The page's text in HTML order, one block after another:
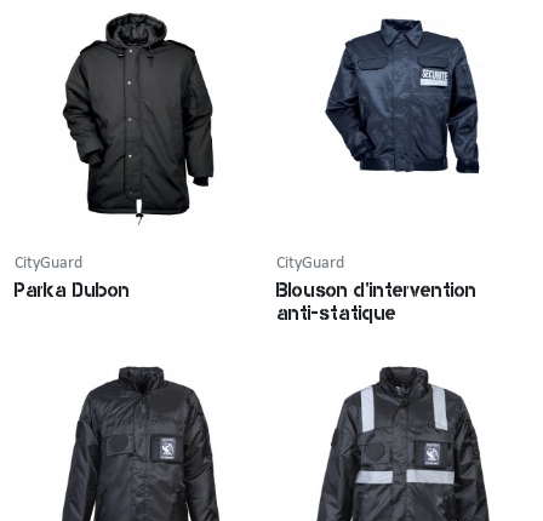
CityGuard
Parka Dubon
CityGuard
Blouson d'intervention
anti-statique